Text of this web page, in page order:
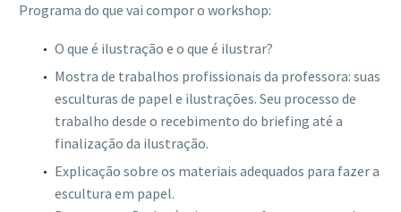
Programa do que vai compor o workshop:
O que é ilustração e o que é ilustrar?
Mostra de trabalhos profissionais da professora: suas
esculturas de papel e ilustrações. Seu processo de
trabalho desde o recebimento do briefing até a
finalização da ilustração.
Explicação sobre os materiais adequados para fazer a
escultura em papel.